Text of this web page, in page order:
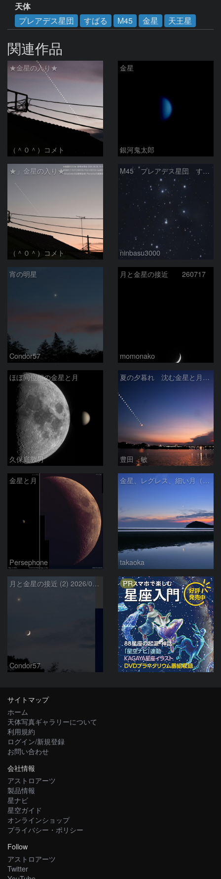
天体
プレアデス星団
すばる M45 金星 天王星
関連作品
★金星の入り★
（＾０＾）コメト
金星
銀河鬼太郎
★」金星の入り★
（＾０＾）コメト
M45 プレアデス星団 すばる
ninbasu3000
宵の明星
Condor57
月と金星の接近 260717
momonako
ほぼ同位相の金星と月
久保庭敦男
夏の夕暮れ 沈む金星と月 2026/7/20
豊田 敏
金星と月
Persephone
金星、レグレス、細い月（７月１６日）
takaoka
月と金星の接近 (2) 2026/07/17
Condor57
PR
サイトマップ
ホーム
天体写真ギャラリーについて
利用規約
ログイン/新規登録
お問い合わせ
会社情報
アストロアーツ
製品情報
星ナビ
星空ガイド
オンラインショップ
プライバシー・ポリシー
Follow
アストロアーツ
Twitter